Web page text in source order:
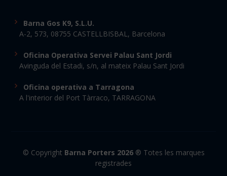
Barna Gos K9, S.L.U.
A-2, 573, 08755 CASTELLBISBAL, Barcelona
Oficina Operativa Servei Palau Sant Jordi
Avinguda del Estadi, s/n, al mateix Palau Sant Jordi
Oficina operativa a Tarragona
A l'interior del Port Tàrraco, TARRAGONA
© Copyright Barna Porters 2026 ® Totes les marques
registrades